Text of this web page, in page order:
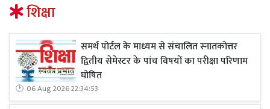
शिक्षा
समर्थ पोर्टल के माध्यम से संचालित स्नातकोत्तर
द्वितीय सेमेस्टर के पांच विषयों का परीक्षा परिणाम
घोषित
06 Aug 2026 22:34:53